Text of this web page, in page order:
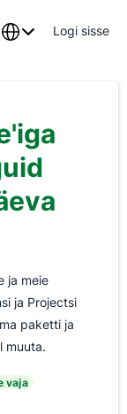
Logi sisse
ja meie
ja Projectsi
paketti ja
muuta.
vaja